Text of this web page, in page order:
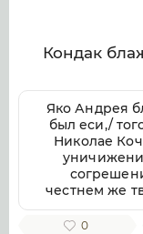
Кондак
Яко Андрея
был еси,/
Николае
честнем же
имать мощи
сокровище,/
0